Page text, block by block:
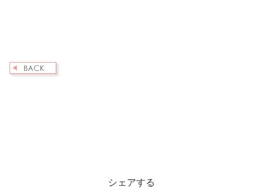
シェアする